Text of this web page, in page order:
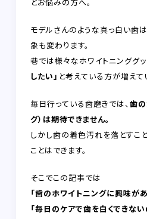
とお悩みの方へ。
モデルさんのような真っ白い歯
象も変わります。
巷では様々なホワイトニンググ
したい」 と考えている方が増えて
毎日行っている歯磨きでは、歯の
グ）は期待できません。
しかし歯の着色汚れを落とすこ
ことはできます。
そこでこの記事では
「歯のホワイトニングに興味があ
「毎日のケアで歯を白くできない